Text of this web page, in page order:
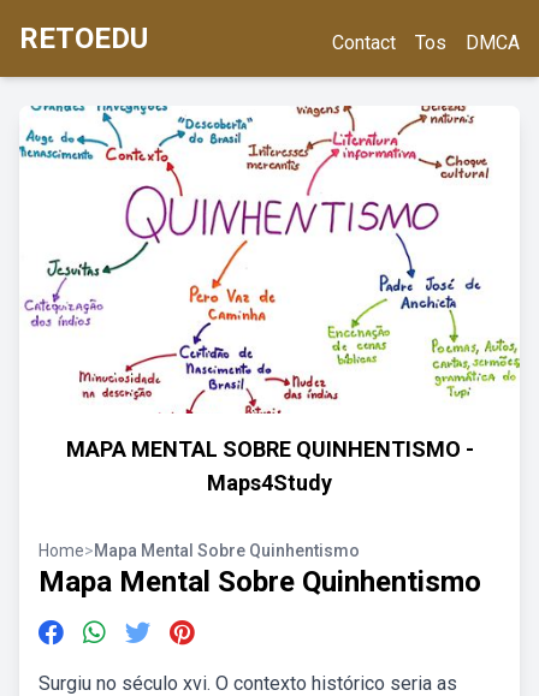
RETOEDU Contact Tos DMCA
MAPA MENTAL SOBRE QUINHENTISMO -
Maps4Study
Home>Mapa Mental Sobre Quinhentismo
Mapa Mental Sobre Quinhentismo
Surgiu no século xvi. O contexto histórico seria as